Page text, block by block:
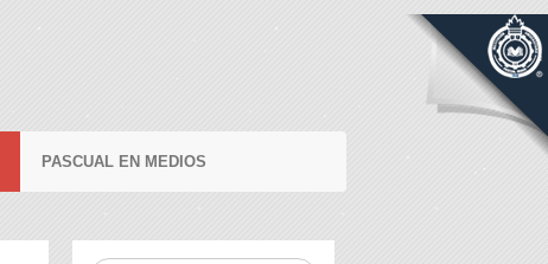
PASCUAL EN MEDIOS